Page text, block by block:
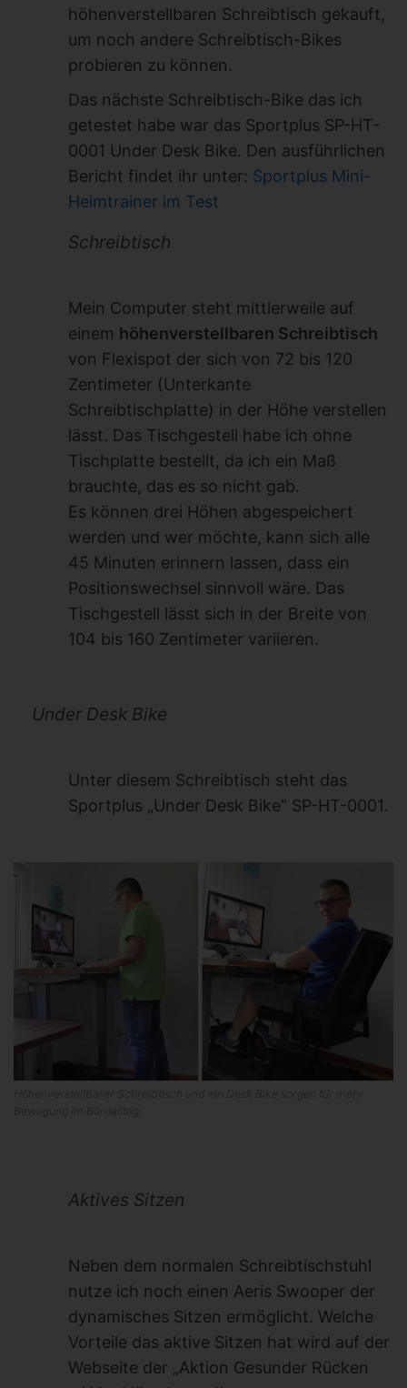
höhenverstellbaren Schreibtisch gekauft,
um noch andere Schreibtisch-Bikes
probieren zu können.
Das nächste Schreibtisch-Bike das ich
getestet habe war das Sportplus SP-HT-
0001 Under Desk Bike. Den ausführlichen
Bericht findet ihr unter: Sportplus Mini-
Heimtrainer im Test
Schreibtisch
Mein Computer steht mittlerweile auf
einem höhenverstellbaren Schreibtisch
von Flexispot der sich von 72 bis 120
Zentimeter (Unterkante
Schreibtischplatte) in der Höhe verstellen
lässt. Das Tischgestell habe ich ohne
Tischplatte bestellt, da ich ein Maß
brauchte, das es so nicht gab.
Es können drei Höhen abgespeichert
werden und wer möchte, kann sich alle
45 Minuten erinnern lassen, dass ein
Positionswechsel sinnvoll wäre. Das
Tischgestell lässt sich in der Breite von
104 bis 160 Zentimeter variieren.
Under Desk Bike
Unter diesem Schreibtisch steht das
Sportplus „Under Desk Bike“ SP-HT-0001.
Aktives Sitzen
Neben dem normalen Schreibtischstuhl
nutze ich noch einen Aeris Swooper der
dynamisches Sitzen ermöglicht. Welche
Vorteile das aktive Sitzen hat wird auf der
Webseite der „Aktion Gesunder Rücken